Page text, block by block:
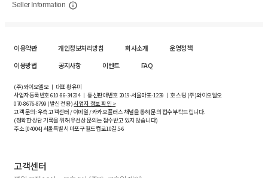
Seller Information
이용약관 개인정보처리방침 회사소개
운영정책
이용방법
공지사항 이벤트 FAQ
(주)와이오엘오 ㅣ 대표 황유미
사업자등록번호610-86-34204ㅣ 통신판매번호 2019-서울마포-1239 ㅣ 호스팅 (주)와이오엘오
070-8676-8799 (발신 전용)사업자 정보 확인 >
고객 문의: 우측 고객센터 / 이메일 / 카카오플러스 채널을 통해 문의 접수 부탁드립니다.
(정확한 상담 기록을 위해 유선상 문의는 접수받고 있지 않습니다)
주소 [04004] 서울특별시 마포구 월드컵로10길5-6
고객센터